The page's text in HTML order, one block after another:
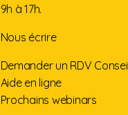
9h à 17h.
Nous écrire
Demander un RDV
Aide en ligne
Prochains webinars